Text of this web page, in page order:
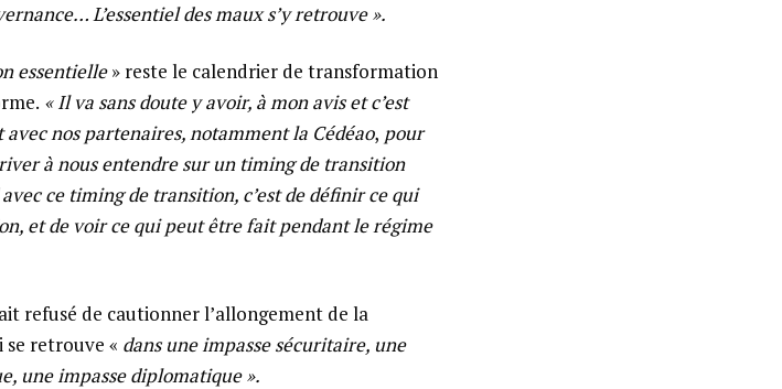
L’essentiel des maux s’y retrouve ».
essentielle» reste le calendrier de transformation
« Il va sans doute y avoir, à mon avis et c’est
nos partenaires, notamment la Cédéao, pour
à nous entendre sur un timing de transition
ce timing de transition, c’est de définir ce qui
et de voir ce qui peut être fait pendant le régime
refusé de cautionner l’allongement de la
se retrouve « dans une impasse sécuritaire, une
une impasse diplomatique ».